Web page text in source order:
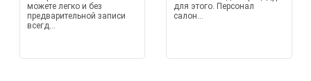
можете легко и без
предварительной записи
всегд...
для этого. Персонал
салон...